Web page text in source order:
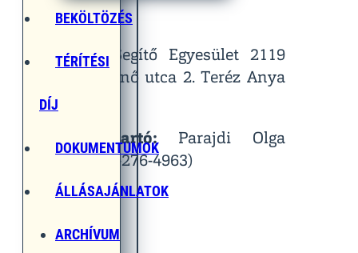
BEKÖLTÖZÉS
TÉRÍTÉSI
DÍJ
DOKUMENTUMOK
ÁLLÁSAJÁNLATOK
ARCHÍVUM
Helyszín:
Egymást Segítő Egyesület 2119
Pécel, Pihenő utca 2. Teréz Anya
Terem
Kapcsolattartó:Parajdi Olga
(Tel.: 06-30-276-4963)